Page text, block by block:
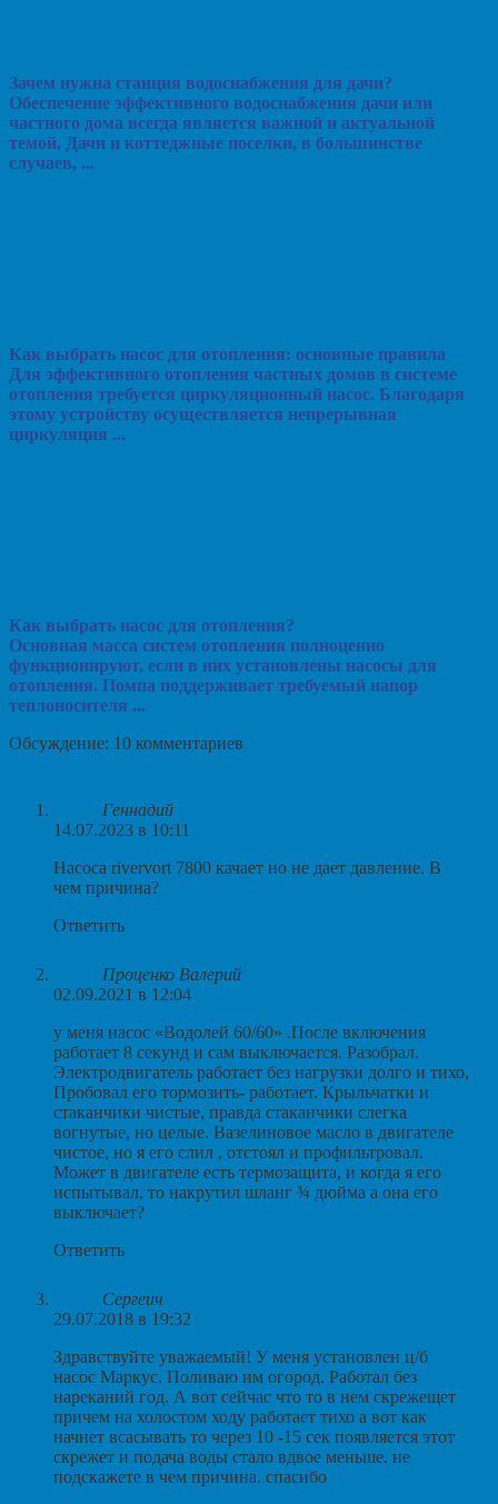
Зачем нужна станция водоснабжения для дачи?
Обеспечение эффективного водоснабжения дачи или
частного дома всегда является важной и актуальной
темой. Дачи и коттеджные поселки, в большинстве
случаев, ...
Как выбрать насос для отопления: основные правила
Для эффективного отопления частных домов в системе
отопления требуется циркуляционный насос. Благодаря
этому устройству осуществляется непрерывная
циркуляция ...
Как выбрать насос для отопления?
Основная масса систем отопления полноценно
функционируют, если в них установлены насосы для
отопления. Помпа поддерживает требуемый напор
теплоносителя ...
Обсуждение: 10 комментариев
Геннадий
14.07.2023 в 10:11
Насоса rivervort 7800 качает но не дает давление. В
чем причина?
Ответить
Проценко Валерий
02.09.2021 в 12:04
у меня насос «Водолей 60/60» .После включения
работает 8 секунд и сам выключается. Разобрал.
Электродвигатель работает без нагрузки долго и тихо,
Пробовал его тормозить- работает. Крыльчатки и
стаканчики чистые, правда стаканчики слегка
вогнутые, но целые. Вазелиновое масло в двигателе
чистое, но я его слил , отстоял и профильтровал.
Может в двигателе есть термозащита, и когда я его
испытывал, то накрутил шланг ¾ дюйма а она его
выключает?
Ответить
Сергеич
29.07.2018 в 19:32
Здравствуйте уважаемый! У меня установлен ц/б
насос Маркус. Поливаю им огород. Работал без
нареканий год. А вот сейчас что то в нем скрежещет
причем на холостом ходу работает тихо а вот как
начнет всасывать то через 10 -15 сек появляется этот
скрежет и подача воды стало вдвое меньше. не
подскажете в чем причина. спасибо